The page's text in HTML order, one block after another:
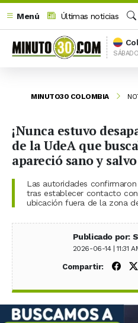
Menú
Últimas noticias
MINUTO30 COLOMBIA
¡Nunca estuvo
de la UdeA que
apareció sano y salvo
Las autoridades
tras establecer contacto
ubicación fuera de la zona
Publicado por:
2026-06-14 | 11:31
Compartir: